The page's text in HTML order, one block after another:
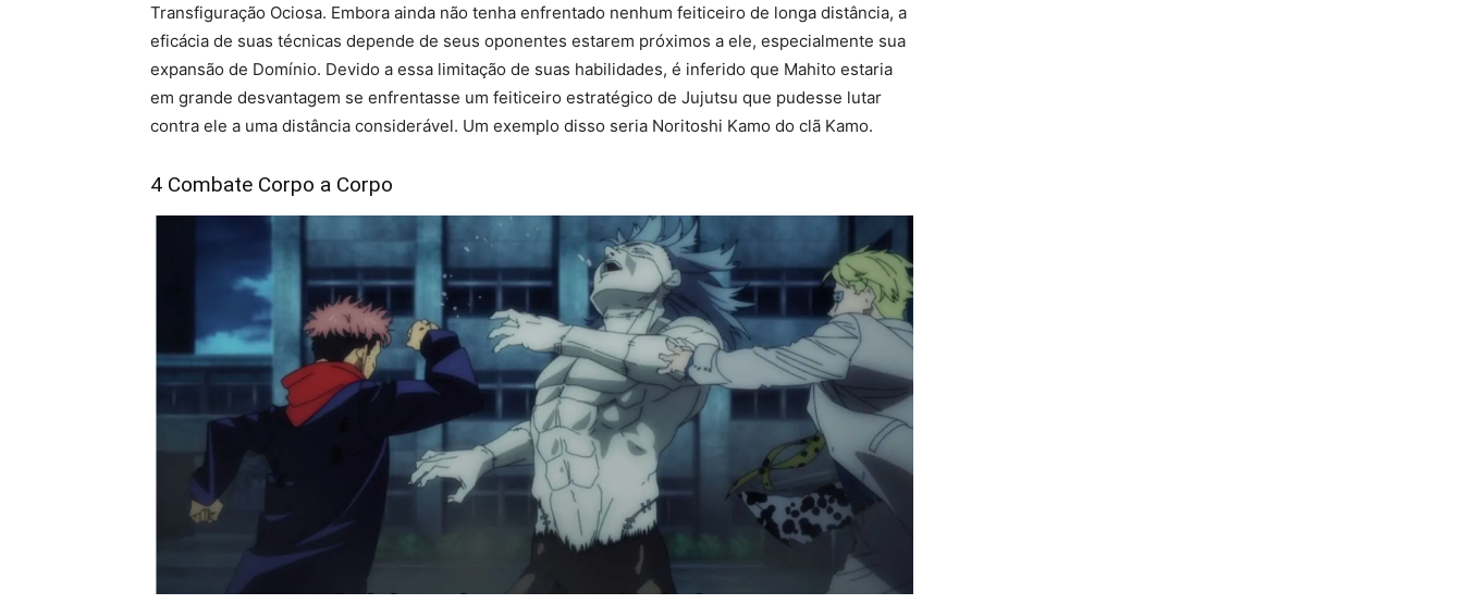
Transfiguração Ociosa. Embora ainda não tenha enfrentado nenhum feiticeiro de longa distância, a
eficácia de suas técnicas depende de seus oponentes estarem próximos a ele, especialmente sua
expansão de Domínio. Devido a essa limitação de suas habilidades, é inferido que Mahito estaria
em grande desvantagem se enfrentasse um feiticeiro estratégico de Jujutsu que pudesse lutar
contra ele a uma distância considerável. Um exemplo disso seria Noritoshi Kamo do clã Kamo.
4 Combate Corpo a Corpo